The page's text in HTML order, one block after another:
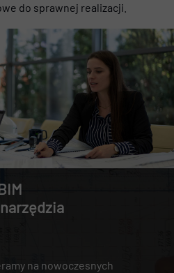
na nowoczesnych
do sprawnej realizacji.